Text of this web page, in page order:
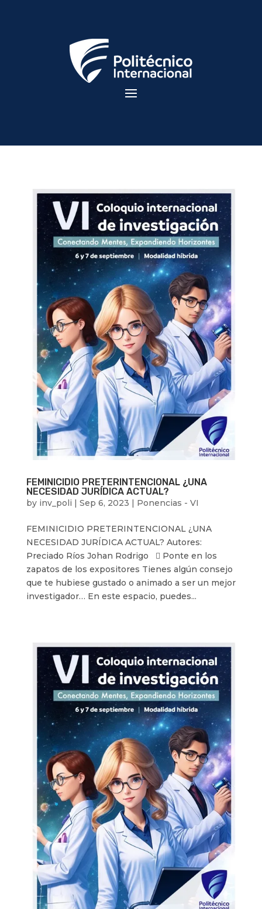
FEMINICIDIO PRETERINTENCIONAL ¿UNA
NECESIDAD JURÍDICA ACTUAL?
by inv_poli | Sep 6, 2023 | Ponencias - VI
FEMINICIDIO PRETERINTENCIONAL ¿UNA
NECESIDAD JURÍDICA ACTUAL? Autores:
Preciado Ríos Johan Rodrigo  Ponte en los
zapatos de los expositores Tienes algún consejo
que te hubiese gustado o animado a ser un mejor
investigador… En este espacio, puedes...